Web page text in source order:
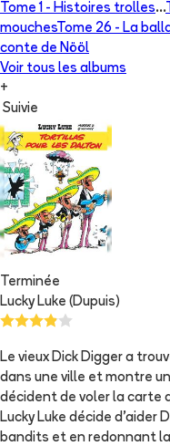
Tome 1 - Histoires trolles...
mouchesTome 26 - La
conte de Nööl
Voir tous les albums
+
Suivie
Terminée
Lucky Luke (Dupuis)
Le vieux Dick Digger a
dans une ville et montre
décident de voler la carte
Lucky Luke décide d'aider
bandits et en redonnant la